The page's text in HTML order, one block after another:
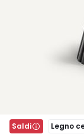
Saldi
Legno